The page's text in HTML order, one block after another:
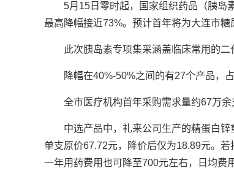
5月15日零时起，国家组织药品（胰岛
最高降幅接近73%。预计首年将为大连市糖
此次胰岛素专项集采涵盖临床常用的
降幅在40%-50%之间的有27个产品，
全市医疗机构首年采购需求量约67万余
中选产品中，礼来公司生产的精蛋白
单支原价67.72元，降价后仅为18.89元。
一年用药费用也可降至700元左右，日均费